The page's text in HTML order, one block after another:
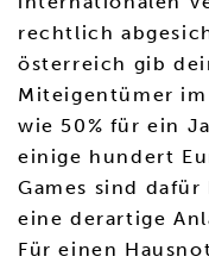
rechtlich
österreich gib
Miteigentümer
wie 50% für ein
einige hundert
Games sind
eine derartige
Für einen